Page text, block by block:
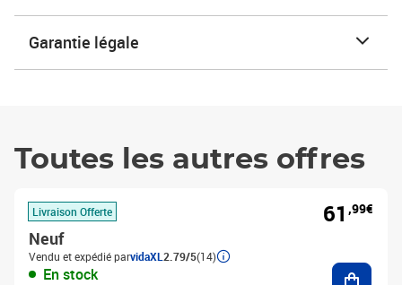
Garantie légale
Toutes les autres offres
Livraison Offerte
Neuf
Vendu et expédié parvidaXL 2.79/5(14)
En stock
61 ,99€